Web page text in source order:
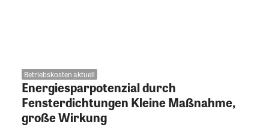
Betriebskosten aktuell
Energiesparpotenzial durch
Fensterdichtungen Kleine Maßnahme,
große Wirkung